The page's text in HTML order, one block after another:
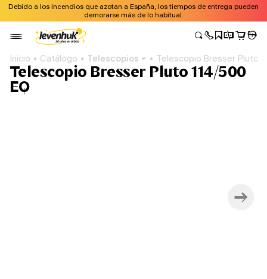
Debido a los incendios que azotan a España, los tiempos de entrega pueden
demorarse más de lo habitual.
Inicio Catálogo Telescopios Telescopio Bresser Pluto
Telescopio Bresser Pluto 114/500
EQ